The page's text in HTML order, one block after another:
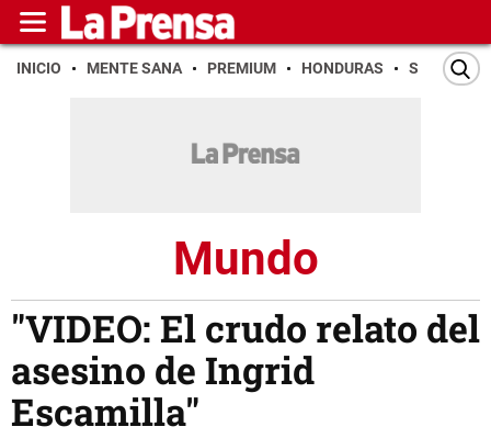
INICIO MENTE SANA PREMIUM HONDURAS SAN PEDRO
Mundo
"VIDEO: El crudo relato del
asesino de Ingrid
Escamilla"